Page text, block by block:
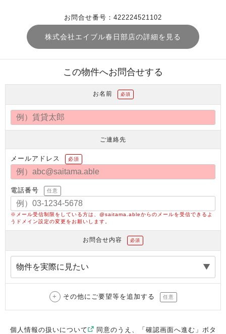
お問合せ番号：422224521102
株式会社エイブル春日部店の詳細を見る
この物件へお問合せする
お名前 必須
ご連絡先
メールアドレス 必須
電話番号 任意
※メール受信制限をしている方は、@saitama.ableからのメールを受信できるよ
うドメイン設定の変更をお願いします。
お問合せ内容 必須
その他にご要望等を追加する 任意
個人情報の扱いについて
同意のうえ、「確認画面へ進む」ボタ